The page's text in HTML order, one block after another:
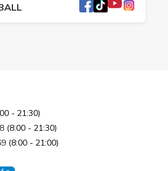
- 21:30)
(8:00 - 21:30)
(8:00 - 21:00)